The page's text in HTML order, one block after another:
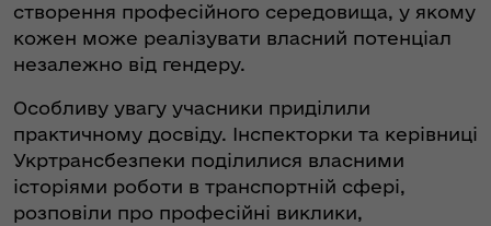
створення професійного середовища, у якому
кожен може реалізувати власний потенціал
незалежно від гендеру.
Особливу увагу учасники приділили
практичному досвіду. Інспекторки та керівниці
Укртрансбезпеки поділилися власними
історіями роботи в транспортній сфері,
розповіли про професійні виклики,